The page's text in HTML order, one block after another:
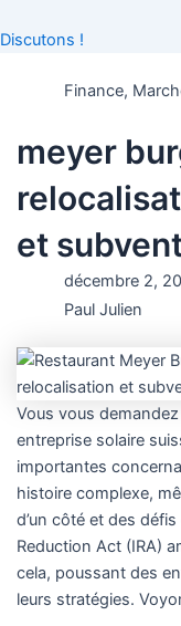
Discutons !
Finance,
meyer
et
décembre 2,
Paul Julien
Vous vous
entreprise solaire
importantes
histoire complexe,
d’un côté et des défis
Reduction Act (IRA)
cela, poussant des
leurs stratégies.